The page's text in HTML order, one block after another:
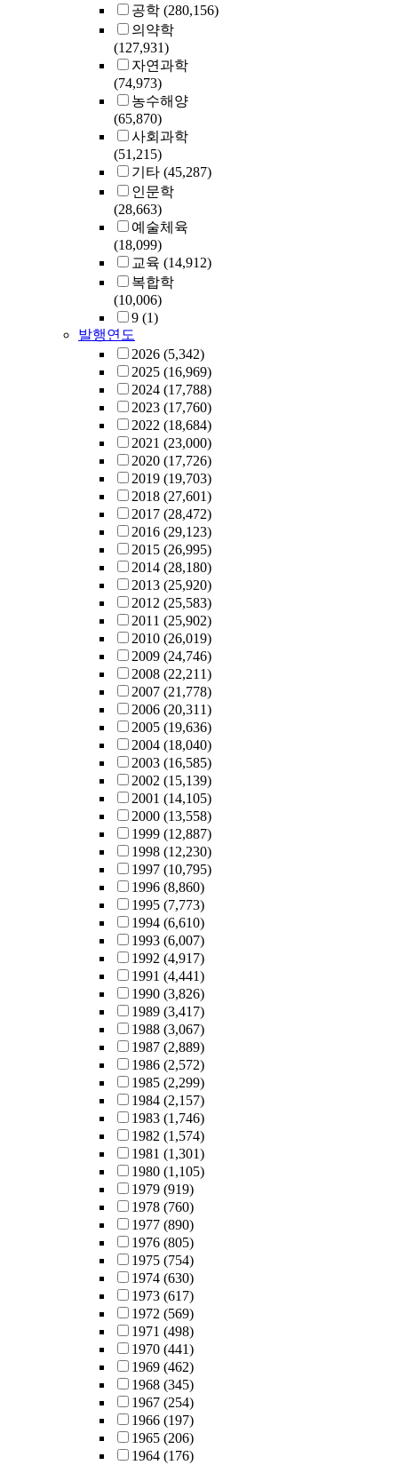
공학 (280,156)
의약학
(127,931)
자연과학
(74,973)
농수해양
(65,870)
사회과학
(51,215)
기타 (45,287)
인문학
(28,663)
예술체육
(18,099)
교육 (14,912)
복합학
(10,006)
9 (1)
발행연도
2026 (5,342)
2025 (16,969)
2024 (17,788)
2023 (17,760)
2022 (18,684)
2021 (23,000)
2020 (17,726)
2019 (19,703)
2018 (27,601)
2017 (28,472)
2016 (29,123)
2015 (26,995)
2014 (28,180)
2013 (25,920)
2012 (25,583)
2011 (25,902)
2010 (26,019)
2009 (24,746)
2008 (22,211)
2007 (21,778)
2006 (20,311)
2005 (19,636)
2004 (18,040)
2003 (16,585)
2002 (15,139)
2001 (14,105)
2000 (13,558)
1999 (12,887)
1998 (12,230)
1997 (10,795)
1996 (8,860)
1995 (7,773)
1994 (6,610)
1993 (6,007)
1992 (4,917)
1991 (4,441)
1990 (3,826)
1989 (3,417)
1988 (3,067)
1987 (2,889)
1986 (2,572)
1985 (2,299)
1984 (2,157)
1983 (1,746)
1982 (1,574)
1981 (1,301)
1980 (1,105)
1979 (919)
1978 (760)
1977 (890)
1976 (805)
1975 (754)
1974 (630)
1973 (617)
1972 (569)
1971 (498)
1970 (441)
1969 (462)
1968 (345)
1967 (254)
1966 (197)
1965 (206)
1964 (176)